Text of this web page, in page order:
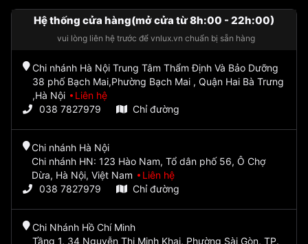
Hệ thống cửa hàng(mở cửa từ 8h:00 - 22h:00)
vui lòng liên hệ trước để vnlux.vn chuẩn bị sẵn hàng
Chi nhánh Hà Nội Trung Tâm Thẩm Định Và Bảo Dưỡng
38 phố Bạch Mai,Phường Bạch Mai , Quận Hai Bà Trưng
,Hà Nội
Liên hệ
038 7827979
Chỉ đường
Chi nhánh Hà Nội
Chi nhánh HN: 123 Hào Nam, Tổ dân phố 56, Ô Chợ
Dừa, Hà Nội, Việt Nam
Liên hệ
038 7827979
Chỉ đường
Chi Nhánh Hồ Chí Minh
Tầng 1, 34 Nguyễn Thị Minh Khai, Phường Sài Gòn, TP.